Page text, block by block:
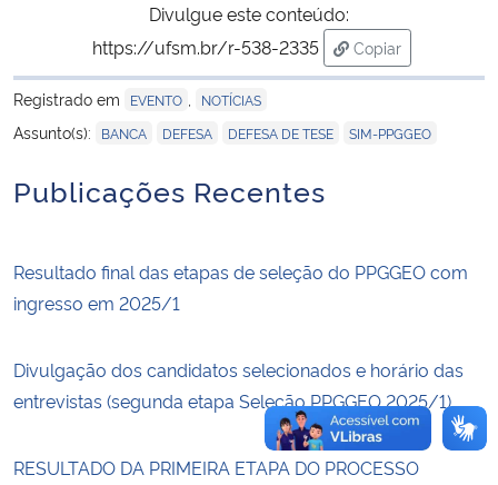
Ministério da Mulher, da Família e dos Direitos Humanos
Secretaria-Geral
Secretaria de Governo
Gabinete de Segurança Institucional
Advocacia-Geral da União
Banco Central do Brasil
Planalto
Divulgue este conteúdo:
https://ufsm.br/r-538-2335
Copiar
para área de
Registrado em
EVENTO NOTÍCIAS
Assunto(s): BANCA DEFESA DEFESA DE TESE SIM-PPGGEO
Publicações Recentes
Resultado final das etapas de seleção do PPGGEO com
ingresso em 2025/1
Divulgação dos candidatos selecionados e horário das
entrevistas (segunda etapa Seleção PPGGEO 2025/1)
RESULTADO DA PRIMEIRA ETAPA DO PROCESSO